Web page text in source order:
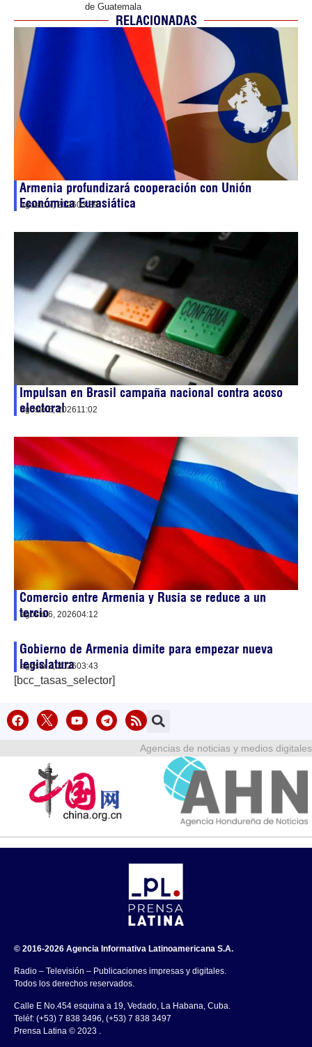
de Guatemala
RELACIONADAS
Armenia profundizará cooperación con Unión
Económica Eurasiática
agosto 7, 202603:39
Impulsan en Brasil campaña nacional contra acoso
electoral
agosto 6, 202611:02
Comercio entre Armenia y Rusia se reduce a un
tercio
agosto 6, 202604:12
Gobierno de Armenia dimite para empezar nueva
legislatura
agosto 2, 202603:43
[bcc_tasas_selector]
Agencias de noticias y medios digitales
© 2016-2026 Agencia Informativa Latinoamericana S.A.
Radio – Televisión – Publicaciones impresas y digitales.
Todos los derechos reservados.
Calle E No.454 esquina a 19, Vedado, La Habana, Cuba.
Teléf: (+53) 7 838 3496, (+53) 7 838 3497
Prensa Latina © 2023 .